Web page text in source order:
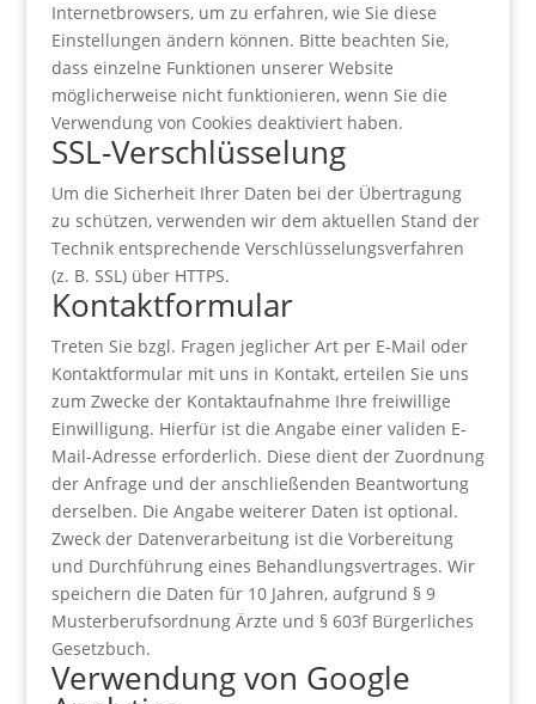
Internetbrowsers, um zu erfahren, wie Sie diese
Einstellungen ändern können. Bitte beachten Sie,
dass einzelne Funktionen unserer Website
möglicherweise nicht funktionieren, wenn Sie die
Verwendung von Cookies deaktiviert haben.
SSL-Verschlüsselung
Um die Sicherheit Ihrer Daten bei der Übertragung
zu schützen, verwenden wir dem aktuellen Stand der
Technik entsprechende Verschlüsselungsverfahren
(z. B. SSL) über HTTPS.
Kontaktformular
Treten Sie bzgl. Fragen jeglicher Art per E-Mail oder
Kontaktformular mit uns in Kontakt, erteilen Sie uns
zum Zwecke der Kontaktaufnahme Ihre freiwillige
Einwilligung. Hierfür ist die Angabe einer validen E-
Mail-Adresse erforderlich. Diese dient der Zuordnung
der Anfrage und der anschließenden Beantwortung
derselben. Die Angabe weiterer Daten ist optional.
Zweck der Datenverarbeitung ist die Vorbereitung
und Durchführung eines Behandlungsvertrages. Wir
speichern die Daten für 10 Jahren, aufgrund § 9
Musterberufsordnung Ärzte und § 603f Bürgerliches
Gesetzbuch.
Verwendung von Google